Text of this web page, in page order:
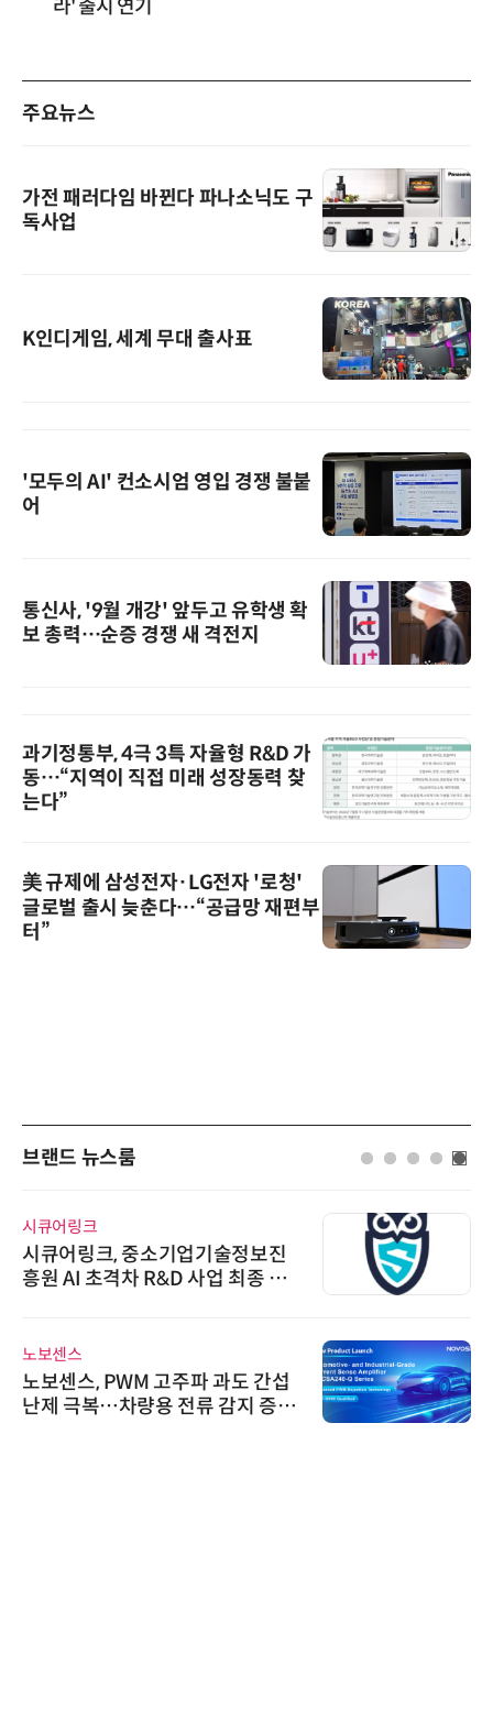
라' 출시 연기
주요뉴스
가전 패러다임 바뀐다 파나소닉도 구
독사업
K인디게임, 세계 무대 출사표
'모두의 AI' 컨소시엄 영입 경쟁 불붙
어
통신사, '9월 개강' 앞두고 유학생 확
보 총력…순증 경쟁 새 격전지
과기정통부, 4극 3특 자율형 R&D 가
동…“지역이 직접 미래 성장동력 찾
는다”
美 규제에 삼성전자·LG전자 '로청'
글로벌 출시 늦춘다…“공급망 재편부
터”
브랜드 뉴스룸
시큐어링크
시큐어링크, 중소기업기술정보진
흥원 AI 초격차 R&D 사업 최종 선
노보센스
노보센스, PWM 고주파 과도 간섭
난제 극복…차량용 전류 감지 증폭